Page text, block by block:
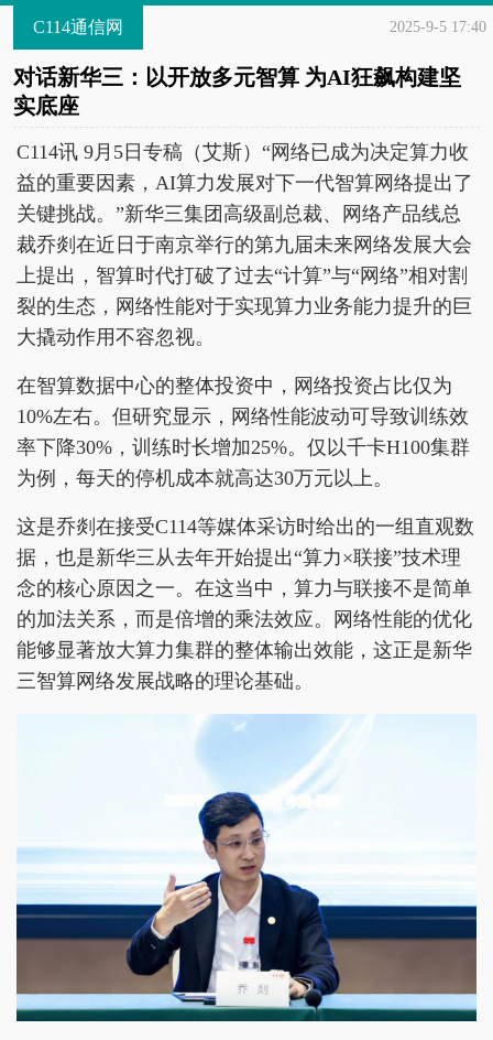
C114通信网 2025-9-5 17:40
对话新华三：以开放多元智算 为AI狂飙构建坚
实底座
C114讯 9月5日专稿（艾斯）“网络已成为决定算力收
益的重要因素，AI算力发展对下一代智算网络提出了
关键挑战。”新华三集团高级副总裁、网络产品线总
裁乔剡在近日于南京举行的第九届未来网络发展大会
上提出，智算时代打破了过去“计算”与“网络”相对割
裂的生态，网络性能对于实现算力业务能力提升的巨
大撬动作用不容忽视。
在智算数据中心的整体投资中，网络投资占比仅为
10%左右。但研究显示，网络性能波动可导致训练效
率下降30%，训练时长增加25%。仅以千卡H100集群
为例，每天的停机成本就高达30万元以上。
这是乔剡在接受C114等媒体采访时给出的一组直观数
据，也是新华三从去年开始提出“算力×联接”技术理
念的核心原因之一。在这当中，算力与联接不是简单
的加法关系，而是倍增的乘法效应。网络性能的优化
能够显著放大算力集群的整体输出效能，这正是新华
三智算网络发展战略的理论基础。